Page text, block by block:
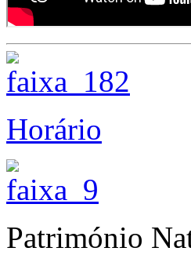
Horário
Património